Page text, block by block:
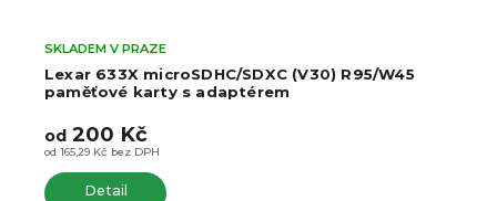
Lexar 633X microSDHC/SDXC (V30) R95/W45
paměťové karty s adaptérem
SKLADEM V PRAZE
od 165,29 Kč bez DPH
od 200 Kč
Detail